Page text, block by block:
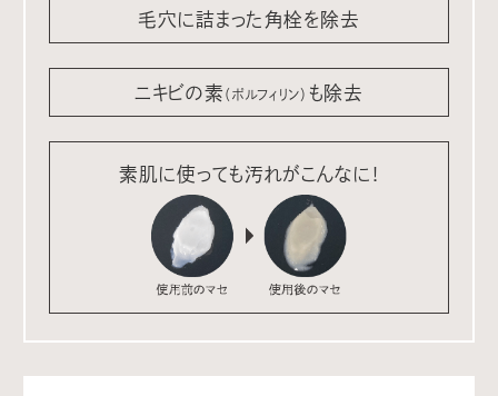
毛穴に詰まった角栓を除去
ニキビの素 （ポルフィリン） も除去
素肌に使っても汚れがこんなに!